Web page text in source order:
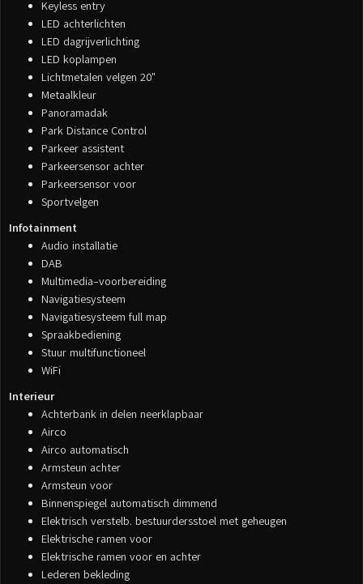
Keyless entry
LED achterlichten
LED dagrijverlichting
LED koplampen
Lichtmetalen velgen 20"
Metaalkleur
Panoramadak
Park Distance Control
Parkeer assistent
Parkeersensor achter
Parkeersensor voor
Sportvelgen
Infotainment
Audio installatie
DAB
Multimedia-voorbereiding
Navigatiesysteem
Navigatiesysteem full map
Spraakbediening
Stuur multifunctioneel
WiFi
Interieur
Achterbank in delen neerklapbaar
Airco
Airco automatisch
Armsteun achter
Armsteun voor
Binnenspiegel automatisch dimmend
Elektrisch verstelb. bestuurdersstoel met geheugen
Elektrische ramen voor
Elektrische ramen voor en achter
Lederen bekleding